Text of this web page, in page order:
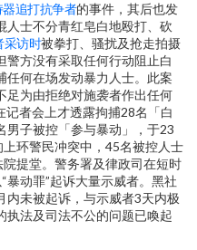
器追打抗争者的事件，其后也发
人士不分青红皂白地殴打、砍
采访时被拳打、骚扰及抢走拍摄
警方没有采取任何行动阻止白
任何在场发动暴力人士。此案
足为由拒绝对施袭者作出任何
者会上才透露拘捕28名「白
男子被控「参与暴动」，于23
环警民冲突中，45名被控人士
提堂。警务署及律政司在短时
暴动罪”起诉大量示威者。黑社
内未被起诉，与示威者3天内极
执法及司法不公的问题已喚起